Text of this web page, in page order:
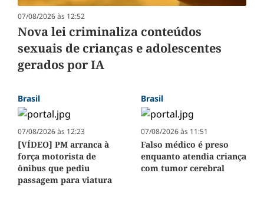
07/08/2026 às 12:52
Nova lei criminaliza conteúdos
sexuais de crianças e adolescentes
gerados por IA
Brasil
07/08/2026 às 12:23
[VÍDEO] PM arranca à
força motorista de
ônibus que pediu
passagem para viatura
Brasil
07/08/2026 às 11:51
Falso médico é preso
enquanto atendia criança
com tumor cerebral